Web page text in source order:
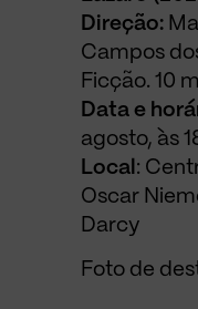
Direção:
Campos
Ficção. 10
Data e
agosto, às
Local :
Oscar
Darcy
Foto de